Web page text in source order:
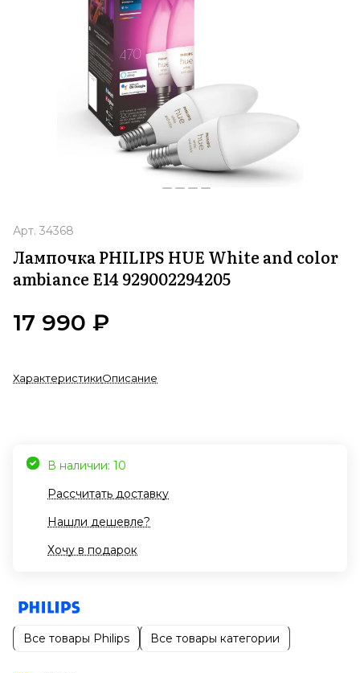
Арт. 34368
Лампочка PHILIPS HUE White and color
ambiance E14 929002294205
17 990 ₽
ХарактеристикиОписание
В наличии: 10
Рассчитать доставку
Нашли дешевле?
Хочу в подарок
Все товары Philips Все товары категории